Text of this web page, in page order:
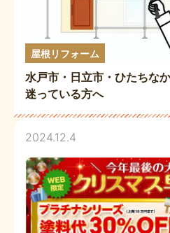
屋根リフォーム
水戸市・日立市・ひたちな
迷っている方へ
2024.12.4